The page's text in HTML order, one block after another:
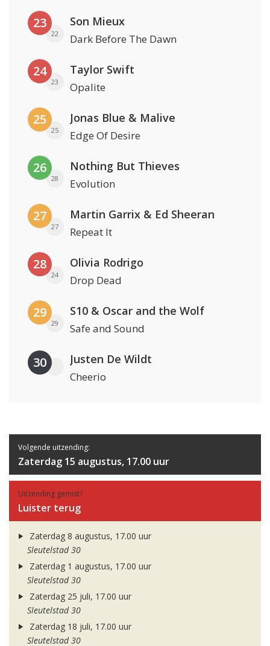
23
22
Son Mieux
Dark Before The Dawn
24
23
Taylor Swift
Opalite
25
25
Jonas Blue & Malive
Edge Of Desire
26
28
Nothing But Thieves
Evolution
27
27
Martin Garrix & Ed Sheeran
Repeat It
28
24
Olivia Rodrigo
Drop Dead
29
29
S10 & Oscar and the Wolf
Safe and Sound
30 Justen De Wildt
Cheerio
Volgende uitzending:
Zaterdag 15 augustus, 17.00 uur
Uitzending gemist?
Luister terug
Zaterdag 8 augustus, 17.00 uur
Sleutelstad 30
Zaterdag 1 augustus, 17.00 uur
Sleutelstad 30
Zaterdag 25 juli, 17.00 uur
Sleutelstad 30
Zaterdag 18 juli, 17.00 uur
Sleutelstad 30